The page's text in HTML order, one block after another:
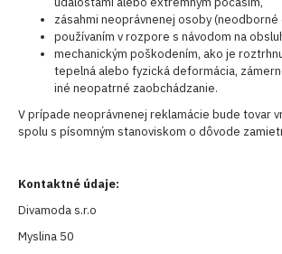
zásahmi neoprávnenej osoby (neodborné
používaním v rozpore s návodom na
mechanickým poškodením, ako je
tepelná alebo fyzická deformácia,
iné neopatrné zaobchádzanie.
V prípade neoprávnenej reklamácie bude tovar
spolu s písomným stanoviskom o dôvode
Kontaktné údaje:
Divamoda s.r.o
Myslina 50